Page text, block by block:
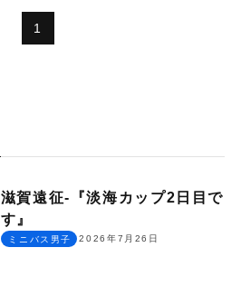
1
滋賀遠征-『淡海カップ2日目で
す』
2026年7月26日
ミニバス男子